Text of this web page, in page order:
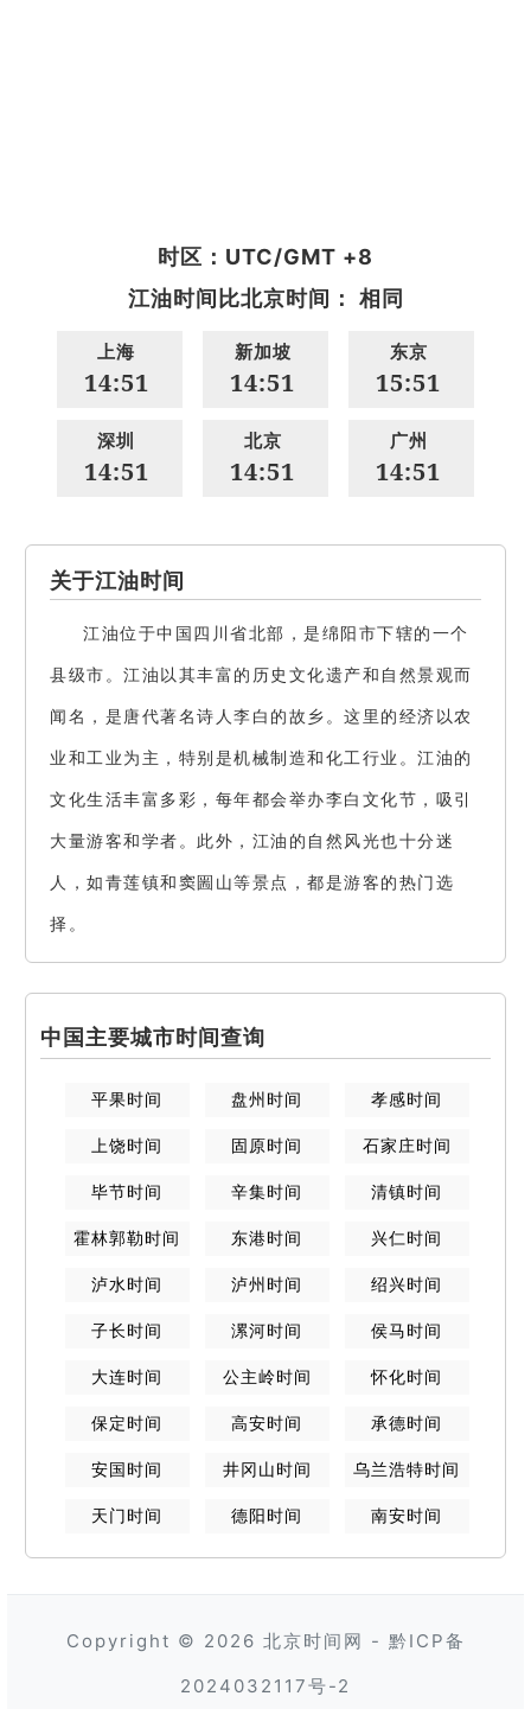
时区：UTC/GMT +8
江油时间比北京时间： 相同
上海
14:51
新加坡
14:51
东京
15:51
深圳
14:51
北京
14:51
广州
14:51
关于江油时间
江油位于中国四川省北部，是绵阳市下辖的一个
县级市。江油以其丰富的历史文化遗产和自然景观而
闻名，是唐代著名诗人李白的故乡。这里的经济以农
业和工业为主，特别是机械制造和化工行业。江油的
文化生活丰富多彩，每年都会举办李白文化节，吸引
大量游客和学者。此外，江油的自然风光也十分迷
人，如青莲镇和窦圌山等景点，都是游客的热门选
择。
中国主要城市时间查询
平果时间 盘州时间 孝感时间
上饶时间 固原时间 石家庄时间
毕节时间 辛集时间 清镇时间
霍林郭勒时间 东港时间 兴仁时间
泸水时间 泸州时间 绍兴时间
子长时间 漯河时间 侯马时间
大连时间 公主岭时间 怀化时间
保定时间 高安时间 承德时间
安国时间 井冈山时间 乌兰浩特时间
天门时间 德阳时间 南安时间
Copyright © 2026 北京时间网 - 黔ICP备
2024032117号-2